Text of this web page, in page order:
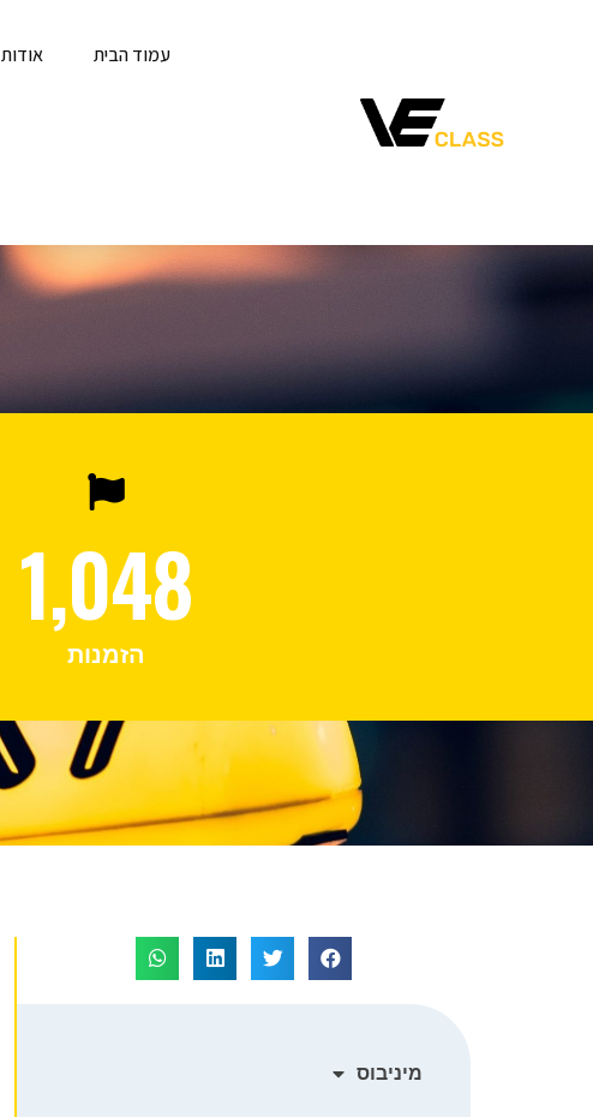
עמוד הבית אודות
1,048
הזמנות
מיניבוס